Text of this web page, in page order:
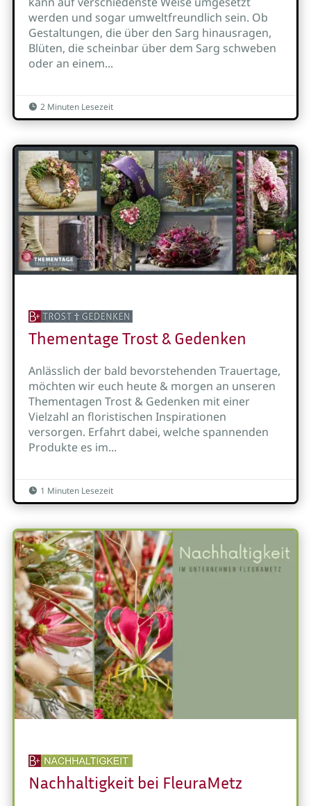
werden und sogar umweltfreundlich sein. Ob
Gestaltungen, die über den Sarg hinausragen,
Blüten, die scheinbar über dem Sarg schweben
oder an einem...
 2 Minuten Lesezeit
Thementage Trost & Gedenken
Anlässlich der bald bevorstehenden Trauertage,
möchten wir euch heute & morgen an unseren
Thementagen Trost & Gedenken mit einer
Vielzahl an floristischen Inspirationen
versorgen. Erfahrt dabei, welche spannenden
Produkte es im...
 1 Minuten Lesezeit
Nachhaltigkeit bei FleuraMetz